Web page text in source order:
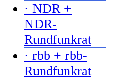
· NDR +
NDR-
Rundfunkrat
· rbb + rbb-
Rundfunkrat